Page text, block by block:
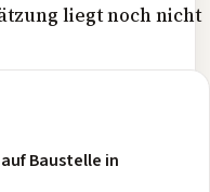
liegt noch nicht
Baustelle in